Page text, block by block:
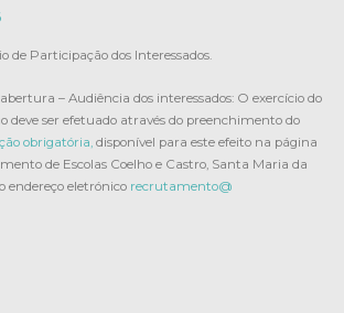
de Participação dos Interessados.
– Audiência dos interessados: O exercício do
deve ser efetuado através do preenchimento do
obrigatória, disponível para este efeito na página
de Escolas Coelho e Castro, Santa Maria da
endereço eletrónico recrutamento@